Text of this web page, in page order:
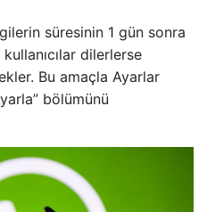
süresinin 1 gün sonra
dilerlerse
Bu amaçla Ayarlar
bölümünü